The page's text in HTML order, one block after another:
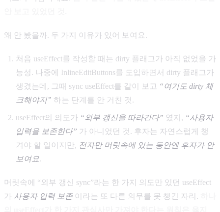
왜 안 봤을까. 두 가지 이유가 있어 보여요.
처음 useEffect를 작성할 때는 dirty 플래그가 아직 없었을 가
능성. 나중에 InlineEditButtons를 도입하면서 dirty 플래그가
생겼는데, 그때 sync useEffect를 같이 보고 “여기도 dirty 체
크해야지” 하는 단계를 안 거친 것.
useEffect의 의도가 “외부 갱신을 따라간다” 였지, “사용자
입력을 보존한다” 가 아니었던 것. 후자는 자연스럽게 챙
겨야 할 일이지만, 전자만 머릿속에 있는 동안엔 후자가 안
보여요.
머릿속에 “외부 갱신 sync”라는 한 가지 의도만 있던 useEffect
가 사용자 입력 보존 이라는 또 다른 의무를 못 챙긴 자리.